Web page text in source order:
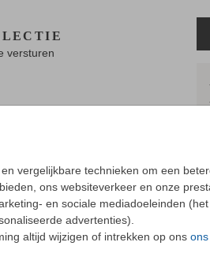
vergelijkbare technieken om een
ons websiteverkeer en onze
en sociale mediadoeleinden (het
advertenties).
altijd wijzigen of intrekken op ons ons
versturen